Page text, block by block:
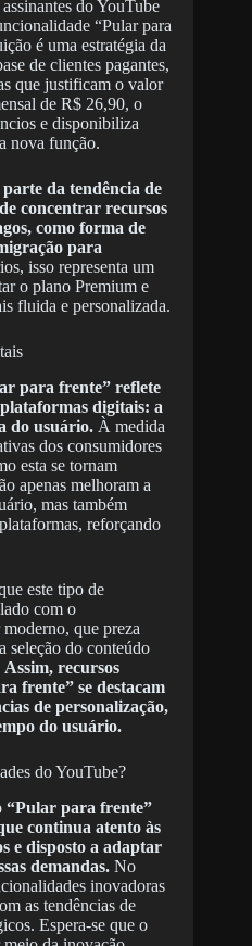
do YouTube
“Pular para
é uma estratégia da
de clientes pagantes,
que justificam o valor
de R$ 26,90, o
e disponibiliza
nova função.
da tendência de
concentrar recursos
como forma de
para
isso representa um
o plano Premium e
fluida e personalizada.
para frente” reflete
digitais: a
do usuário. À medida
dos consumidores
esta se tornam
apenas melhoram a
mas também
reforçando
este tipo de
com o
que preza
seleção do conteúdo
Assim, recursos
frente” se destacam
de personalização,
do usuário.
do YouTube?
“Pular para frente”
continua atento às
e disposto a adaptar
demandas. No
inovadoras
as tendências de
Espera-se que o